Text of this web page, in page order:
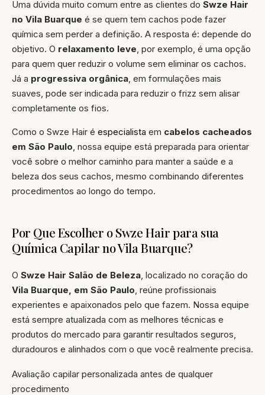
Uma dúvida muito comum entre as clientes do Swze Hair
no Vila Buarque é se quem tem cachos pode fazer
química sem perder a definição. A resposta é: depende do
objetivo. O relaxamento leve , por exemplo, é uma opção
para quem quer reduzir o volume sem eliminar os cachos.
Já a progressiva orgânica , em formulações mais
suaves, pode ser indicada para reduzir o frizz sem alisar
completamente os fios.
Como o Swze Hair é especialista em cabelos cacheados
em São Paulo , nossa equipe está preparada para orientar
você sobre o melhor caminho para manter a saúde e a
beleza dos seus cachos, mesmo combinando diferentes
procedimentos ao longo do tempo.
Por Que Escolher o Swze Hair para sua
Química Capilar no Vila Buarque?
O Swze Hair Salão de Beleza, localizado no coração do
Vila Buarque, em São Paulo, reúne profissionais
experientes e apaixonados pelo que fazem. Nossa equipe
está sempre atualizada com as melhores técnicas e
produtos do mercado para garantir resultados seguros,
duradouros e alinhados com o que você realmente precisa.
Avaliação capilar personalizada antes de qualquer
procedimento